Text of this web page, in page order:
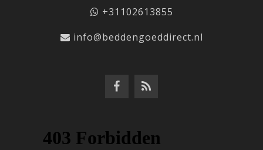
+31102613855
info@beddengoeddirect.nl